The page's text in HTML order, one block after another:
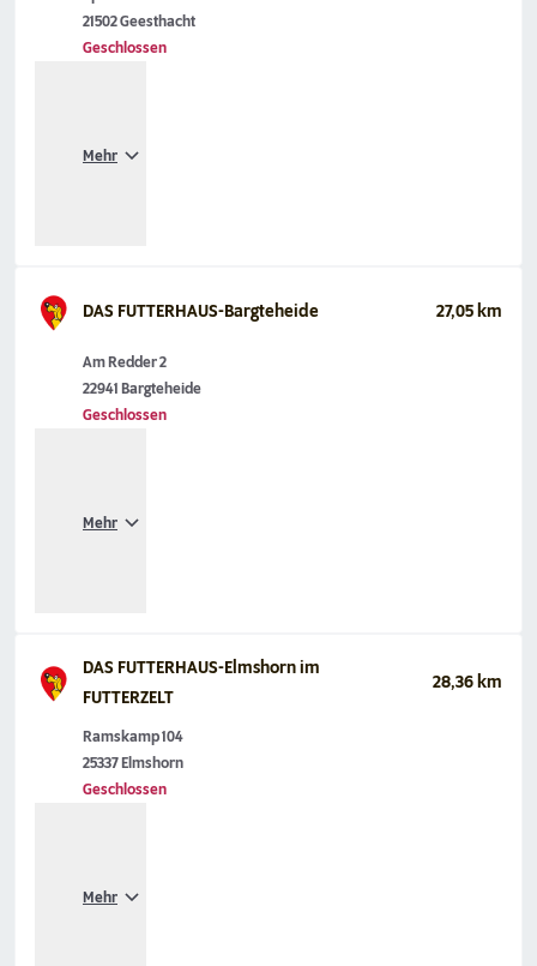
21502 Geesthacht
Geschlossen
Mehr
DAS FUTTERHAUS-Bargteheide 27,05 km
Am Redder 2
22941 Bargteheide
Geschlossen
Mehr
DAS FUTTERHAUS-Elmshorn im
FUTTERZELT
28,36 km
Ramskamp 104
25337 Elmshorn
Geschlossen
Mehr